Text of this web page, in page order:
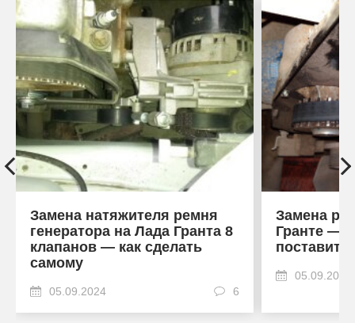
Замена натяжителя ремня
генератора на Лада Гранта 8
клапанов — как сделать
самому
05.09.2024 6
Замена
Гранте —
поставить
05.09.2024